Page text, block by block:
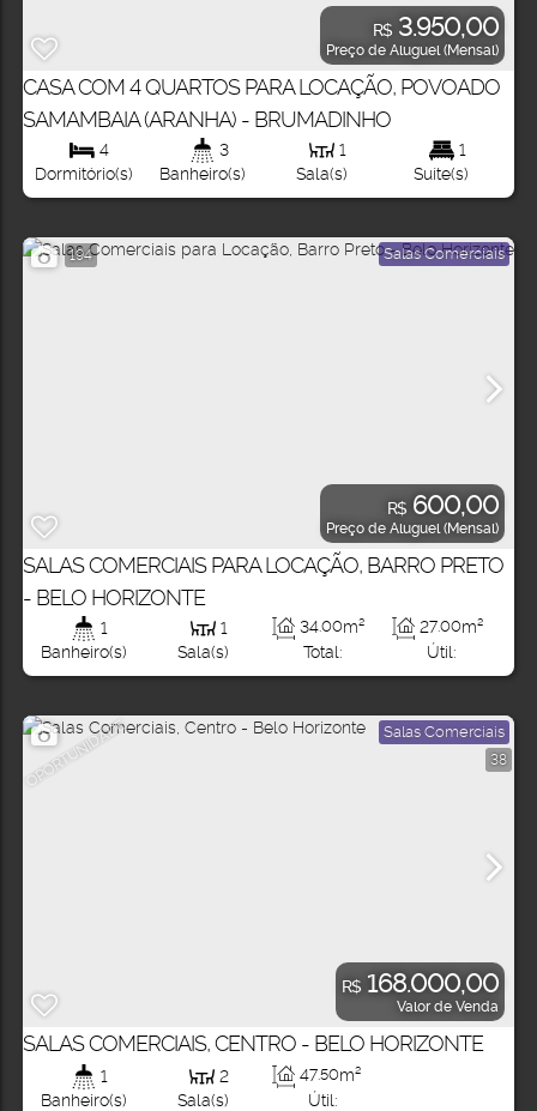
R$ 3.950,00
Preço de Aluguel (Mensal)
CASA COM 4 QUARTOS PARA LOCAÇÃO, POVOADO
SAMAMBAIA (ARANHA) - BRUMADINHO
4
Dormitório(s)
3
Banheiro(s)
1
Sala(s)
1
Suíte(s)
194 Salas Comerciais
R$ 600,00
Preço de Aluguel (Mensal)
SALAS COMERCIAIS PARA LOCAÇÃO, BARRO PRETO
- BELO HORIZONTE
1
Banheiro(s)
1
Sala(s)
Total:
34.00m²
Útil:
27.00m²
OPORTUNIDADE 38
Salas Comerciais
R$ 168.000,00
Valor de Venda
SALAS COMERCIAIS, CENTRO - BELO HORIZONTE
1
Banheiro(s)
2
Sala(s)
Útil:
47.50m²